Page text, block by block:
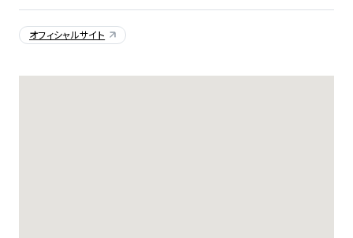
オフィシャルサイト